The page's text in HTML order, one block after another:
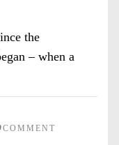
the
– when a
COMMENT